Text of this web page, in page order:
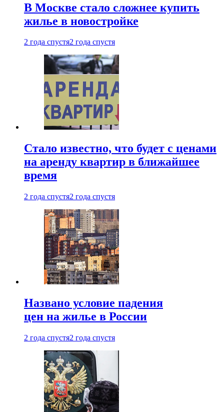
В Москве стало сложнее купить
жилье в новостройке
2 года спустя2 года спустя
Стало известно, что будет с ценами
на аренду квартир в ближайшее
время
2 года спустя2 года спустя
Названо условие падения
цен на жилье в России
2 года спустя2 года спустя